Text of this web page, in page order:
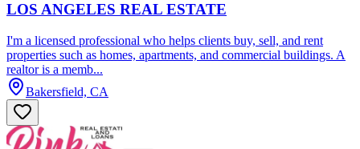
LOS ANGELES REAL ESTATE
I'm a licensed professional who helps clients buy, sell, and rent
properties such as homes, apartments, and commercial buildings. A
realtor is a memb...
Bakersfield, CA